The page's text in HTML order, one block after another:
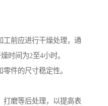
前应进行干燥处理，通
时间为2至4小时。
件的尺寸稳定性。
磨等后处理，以提高表